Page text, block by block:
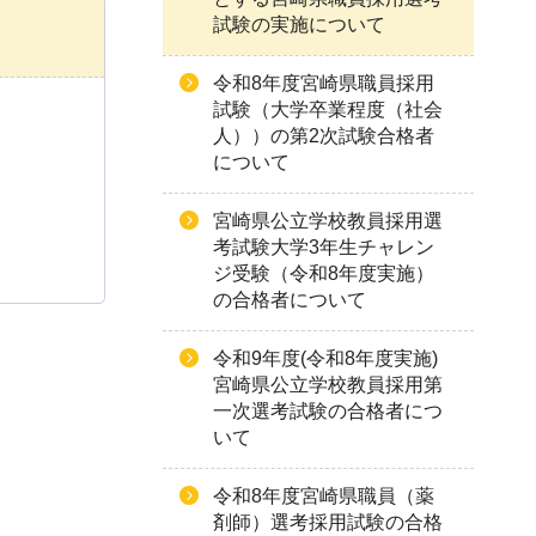
試験の実施について
令和8年度宮崎県職員採用
試験（大学卒業程度（社会
人））の第2次試験合格者
について
宮崎県公立学校教員採用選
考試験大学3年生チャレン
ジ受験（令和8年度実施）
の合格者について
令和9年度(令和8年度実施)
宮崎県公立学校教員採用第
一次選考試験の合格者につ
いて
令和8年度宮崎県職員（薬
剤師）選考採用試験の合格